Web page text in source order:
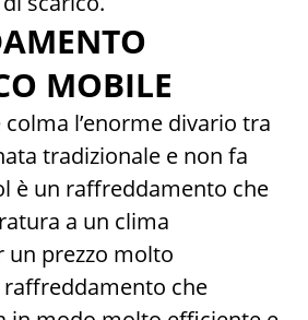
MOBILE
l’enorme divario tra
tradizionale e non fa
è un raffreddamento che
a un clima
un prezzo molto
che